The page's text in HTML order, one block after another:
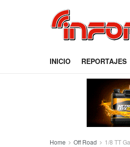
INICIO REPORTAJES
Home Off Road 1/8 TT